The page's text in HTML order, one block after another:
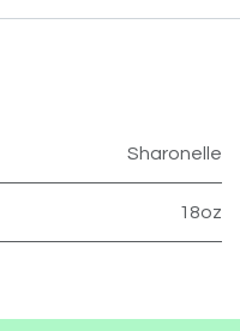
Sharonelle
18oz